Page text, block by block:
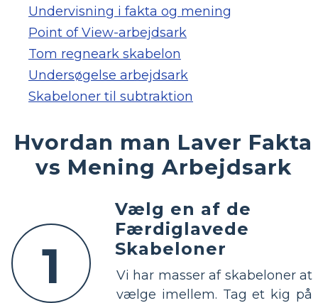
Undervisning i fakta og mening
Point of View-arbejdsark
Tom regneark skabelon
Undersøgelse arbejdsark
Skabeloner til subtraktion
Hvordan man Laver Fakta
vs Mening Arbejdsark
1
Vælg en af ​​de
Færdiglavede
Skabeloner
Vi har masser af skabeloner at
vælge imellem. Tag et kig på